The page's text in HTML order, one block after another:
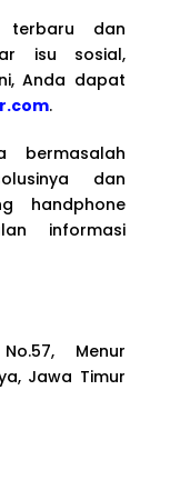
terbaru dan
isu sosial,
Anda dapat
.
bermasalah
dan
handphone
informasi
Menur
Jawa Timur